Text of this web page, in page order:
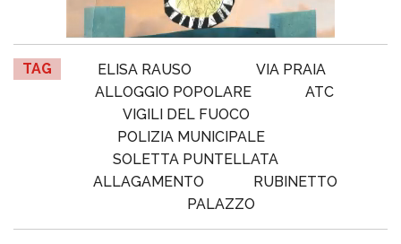
TAG ELISA RAUSO
VIA PRAIA
ALLOGGIO POPOLARE
ATC
VIGILI DEL FUOCO
POLIZIA MUNICIPALE
SOLETTA PUNTELLATA
ALLAGAMENTO
RUBINETTO
PALAZZO